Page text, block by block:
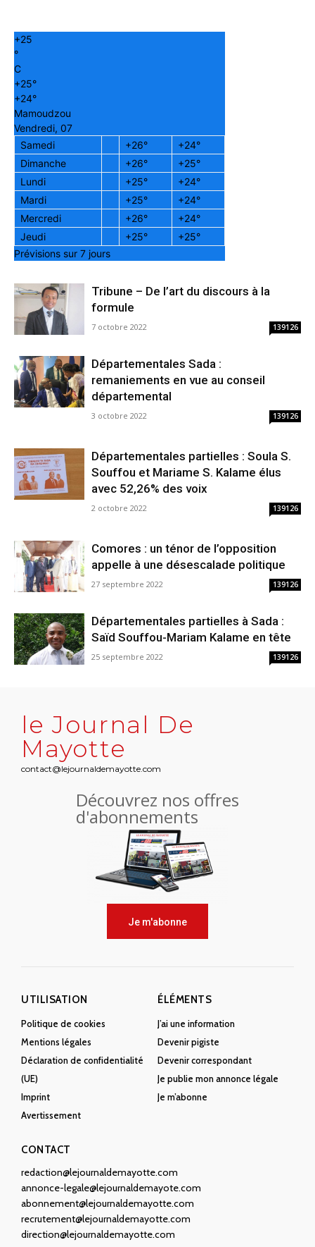
+25
°
C
+25°
+24°
Mamoudzou
Vendredi, 07
Samedi
+26° +24°
Dimanche
+26° +25°
Lundi
+25° +24°
Mardi
+25° +24°
Mercredi
+26° +24°
Jeudi
+25° +25°
Prévisions sur 7 jours
Tribune – De l’art du discours à la
formule
7 octobre 2022 139126
Départementales Sada :
remaniements en vue au conseil
départemental
3 octobre 2022 139126
Départementales partielles : Soula S.
Souffou et Mariame S. Kalame élus
avec 52,26% des voix
2 octobre 2022 139126
Comores : un ténor de l’opposition
appelle à une désescalade politique
27 septembre 2022 139126
Départementales partielles à Sada :
Saïd Souffou-Mariam Kalame en tête
25 septembre 2022 139126
le Journal De
Mayotte
contact@lejournaldemayotte.com
Découvrez nos offres
d'abonnements
Je m'abonne
UTILISATION
Politique de cookies
Mentions légales
Déclaration de confidentialité
(UE)
Imprint
Avertissement
ÉLÉMENTS
J’ai une information
Devenir pigiste
Devenir correspondant
Je publie mon annonce légale
Je m’abonne
CONTACT
redaction@lejournaldemayotte.com
annonce-legale@lejournaldemayote.com
abonnement@lejournaldemayotte.com
recrutement@lejournaldemayotte.com
direction@lejournaldemayotte.com